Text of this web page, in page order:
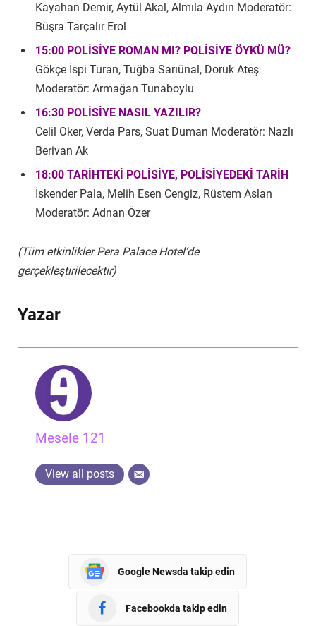
Kayahan Demir, Aytül Akal, Almıla Aydın Moderatör:
Büşra Tarçalır Erol
15:00 POLİSİYE ROMAN MI? POLİSİYE ÖYKÜ MÜ?
Gökçe İspi Turan, Tuğba Sarıünal, Doruk Ateş
Moderatör: Armağan Tunaboylu
16:30 POLİSİYE NASIL YAZILIR?
Celil Oker, Verda Pars, Suat Duman Moderatör: Nazlı
Berivan Ak
18:00 TARİHTEKİ POLİSİYE, POLİSİYEDEKİ TARİH
İskender Pala, Melih Esen Cengiz, Rüstem Aslan
Moderatör: Adnan Özer
(Tüm etkinlikler Pera Palace Hotel’de
gerçekleştirilecektir)
Yazar
Mesele 121
View all posts
Google Newsda takip edin
Facebookda takip edin